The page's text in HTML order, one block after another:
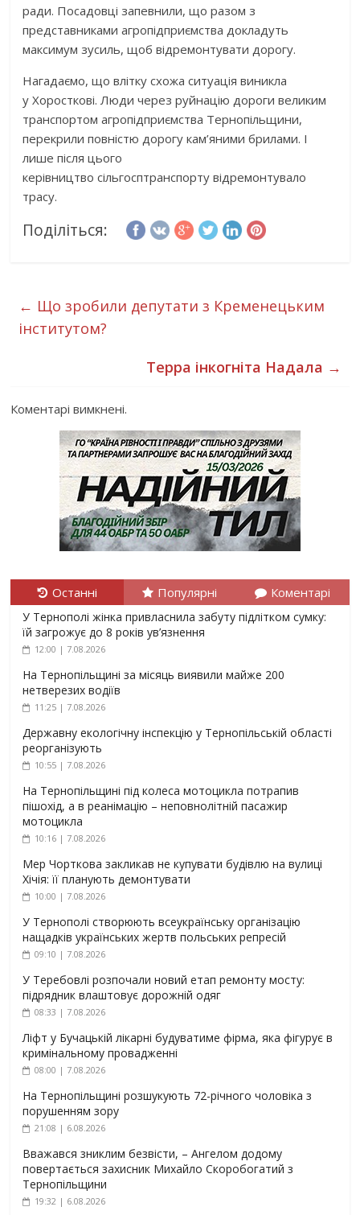
ради. Посадовці запевнили, що разом з
представниками агропідприємства докладуть
максимум зусиль, щоб відремонтувати дорогу.
Нагадаємо, що влітку схожа ситуація виникла
у Хоросткові. Люди через руйнацію дороги великим
транспортом агропідприємства Тернопільщини,
перекрили повністю дорогу кам’яними брилами. І
лише після цього
керівництво сільгосптранспорту відремонтувало
трасу.
Поділіться:
← Що зробили депутати з Кременецьким
інститутом?
Терра інкогніта Надала →
Коментарі вимкнені.
Останні Популярні Коментарі
У Тернополі жінка привласнила забуту підлітком сумку:
їй загрожує до 8 років ув’язнення
12:00 | 7.08.2026
На Тернопільщині за місяць виявили майже 200
нетверезих водіїв
11:25 | 7.08.2026
Державну екологічну інспекцію у Тернопільській області
реорганізують
10:55 | 7.08.2026
На Тернопільщині під колеса мотоцикла потрапив
пішохід, а в реанімацію – неповнолітній пасажир
мотоцикла
10:16 | 7.08.2026
Мер Чорткова закликав не купувати будівлю на вулиці
Хічія: її планують демонтувати
10:00 | 7.08.2026
У Тернополі створюють всеукраїнську організацію
нащадків українських жертв польських репресій
09:10 | 7.08.2026
У Теребовлі розпочали новий етап ремонту мосту:
підрядник влаштовує дорожній одяг
08:33 | 7.08.2026
Ліфт у Бучацькій лікарні будуватиме фірма, яка фігурує в
кримінальному провадженні
08:00 | 7.08.2026
На Тернопільщині розшукують 72-річного чоловіка з
порушенням зору
21:08 | 6.08.2026
Вважався зниклим безвісти, – Ангелом додому
повертається захисник Михайло Скоробогатий з
Тернопільщини
19:32 | 6.08.2026